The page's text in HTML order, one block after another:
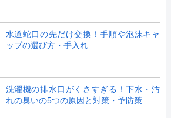
水道蛇口の先だけ交換！手順や泡沫キャ
ップの選び方・手入れ
洗濯機の排水口がくさすぎる！下水・汚
れの臭いの5つの原因と対策・予防策